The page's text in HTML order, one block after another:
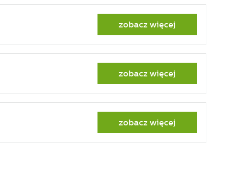
zobacz więcej
zobacz więcej
zobacz więcej